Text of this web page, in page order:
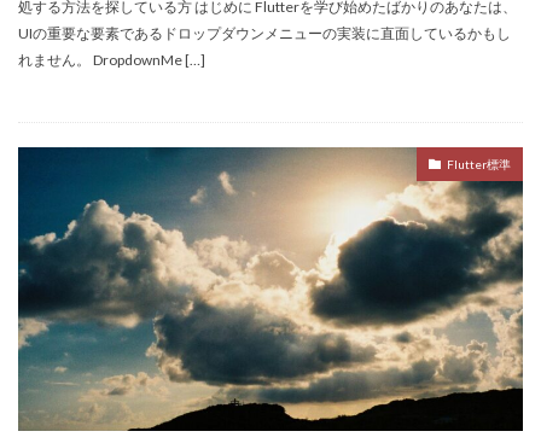
処する方法を探している方 はじめに Flutterを学び始めたばかりのあなたは、
UIの重要な要素であるドロップダウンメニューの実装に直面しているかもし
れません。 DropdownMe […]
Flutter標準